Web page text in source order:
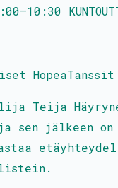
–10:30
Teija
sen jälkeen